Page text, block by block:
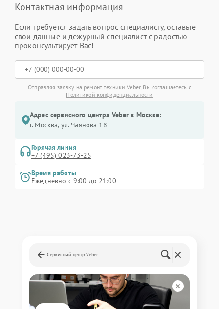
Контактная информация
Если требуется задать вопрос специалисту, оставьте
свои данные и дежурный специалист с радостью
проконсультирует Вас!
Отправляя заявку на ремонт техники Veber, Вы соглашаетесь с
Политикой конфиденциальности
Адрес сервисного центра Veber в Москве:
г. Москва, ул. Чаянова 18
Горячая линия
+7 (495) 023-73-25
Время работы
Ежедневно с 9:00 до 21:00
Сервисный центр Veber